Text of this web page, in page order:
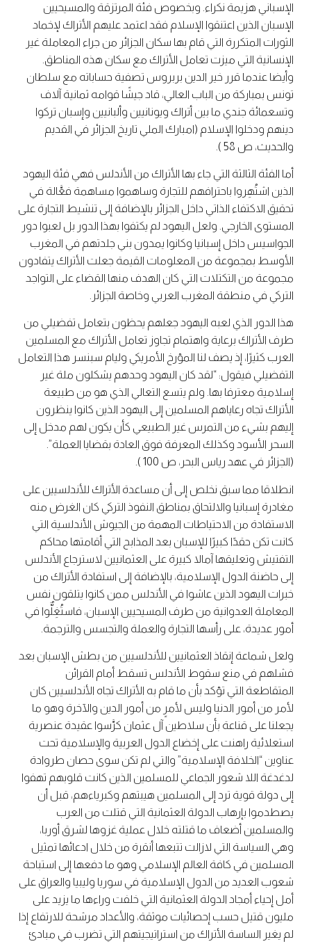
الإسباني هزيمة نكراء. وبخصوص فئة المرتزقة والمسيحيين
الإسبان الذين اعتنقوا الإسلام فقد اعتمد عليهم الأتراك لإخماد
الثورات المتكررة التي قام بها سكان الجزائر من جراء المعاملة غير
الإنسانية التي ميزت تعامل الأتراك مع سكان هذه المناطق.
وأيضا عندما قرر خير الدين بربروس تصفية حساباته مع سلطان
تونس بمباركة من الباب العالي، قاد جيشًا قوامه ثمانية آلاف
وتسعمائة جندي ما بين أتراك ويونانيين وألبانيين وإسبان تركوا
دينهم ودخلوا الإسلام (امبارك الملي تاريخ الجزائر في القديم
والحديث، ص 58 ).
أما الفئة الثالثة التي جاء بها الأتراك من الأندلس فهي فئة اليهود
الذين اشتُهِروا باحترافهم للتجارة وساهموا مساهمة فعَّالة في
تحقيق الاكتفاء الذاتي داخل الجزائر بالإضافة إلى تنشيط التجارة على
المستوى الخارجي. ولعل اليهود لم يكتفوا بهذا الدور بل لعبوا دور
الجواسيس داخل إسبانيا وكانوا يمدون بني جلدتهم في المغرب
الأوسط بمجموعة من المعلومات القيمة جعلت الأتراك يتفادون
مجموعة من التكتلات التي كان الهدف منها القضاء على التواجد
التركي في منطقة المغرب العربي وخاصة الجزائر.
هذا الدور الذي لعبه اليهود جعلهم يحظون بتعامل تفضيلي من
طرف الأتراك برعاية واهتمام تجاوز تعامل الأتراك مع المسلمين
العرب كثيرًا، إذ يصف لنا المؤرخ الأمريكي وليام سبنسر هذا التعامل
التفضيلي فيقول: “لقد كان اليهود وحدهم يشكلون ملة غير
إسلامية معترفا بها. ولم يتسع التعالي الذي هو من طبيعة
الأتراك تجاه رعاياهم المسلمين إلى اليهود الذين كانوا ينظرون
إليهم بشيء من التمرس غير الطبيعي كأن يكون لهم مدخل إلى
السحر الأسود وكذلك المعرفة فوق العادة بقضايا العملة”.
(الجزائر في عهد رياس البحر، ص 100 ).
انطلاقا مما سبق نخلص إلى أن مساعدة الأتراك للأندلسيين على
مغادرة إسبانيا والالتحاق بمناطق النفوذ التركي كان الغرض منه
الاستفادة من الاحتياطات المهمة من الجيوش الأندلسية التي
كانت تكن حقدًا كبيرًا للإسبان بعد المذابح التي أقامتها محاكم
التفتيش وتعليقها آمالا كبيرة على العثمانيين لاسترجاع الأندلس
إلى حاضنة الدول الإسلامية، بالإضافة إلى استفادة الأتراك من
خبرات اليهود الذين عاشوا في الأندلس ممن كانوا يتلقون نفس
المعاملة العدوانية من طرف المسيحيين الإسبان، فاستُغِلٌّوا في
أمور عديدة، على رأسها التجارة والعملة والتجسس والترجمة.
ولعل شماعة إنقاذ العثمانيين للأندلسيين من بطش الإسبان بعد
فشلهم في منع سقوط الأندلس تسقط أمام القرائن
المتقاطعة التي تؤكد بأن ما قام به الأتراك تجاه الأندلسيين كان
لأمر من أمور الدنيا وليس لأمرٍ من أمور الدين والآخرة وهو ما
يجعلنا على قناعة بأن سلاطين آل عثمان كرَّسوا عقيدة عنصرية
استعلائية راهنت على إخضاع الدول العربية والإسلامية تحت
عناوين “الخلافة الإسلامية” والتي لم تكن سوى حصان طروادة
لدغدغة اللا شعور الجماعي للمسلمين الذين كانت قلوبهم تهفوا
إلى دولة قوية ترد إلى المسلمين هيبتهم وكبرياءهم، قبل أن
يصطدموا بإرهاب الدولة العثمانية التي قتلت من العرب
والمسلمين أضعاف ما قتلته خلال عملية غزوها لشرق أوربا،
وهي السياسة التي لازالت تتبعها أنقرة من خلال ادعائها تمثيل
المسلمين في كافة العالم الإسلامي وهو ما دفعها إلى استباحة
شعوب العديد من الدول الإسلامية في سوريا وليبيا والعراق على
أمل إحياء أمجاد الدولة العثمانية التي خلفت وراءها ما يزيد على
مليون قتيل حسب إحصائيات موثقة، والأعداد مرشحة للارتفاع إذا
لم يغير الساسة الأتراك من استراتيجيتهم التي تضرب في مبادئ